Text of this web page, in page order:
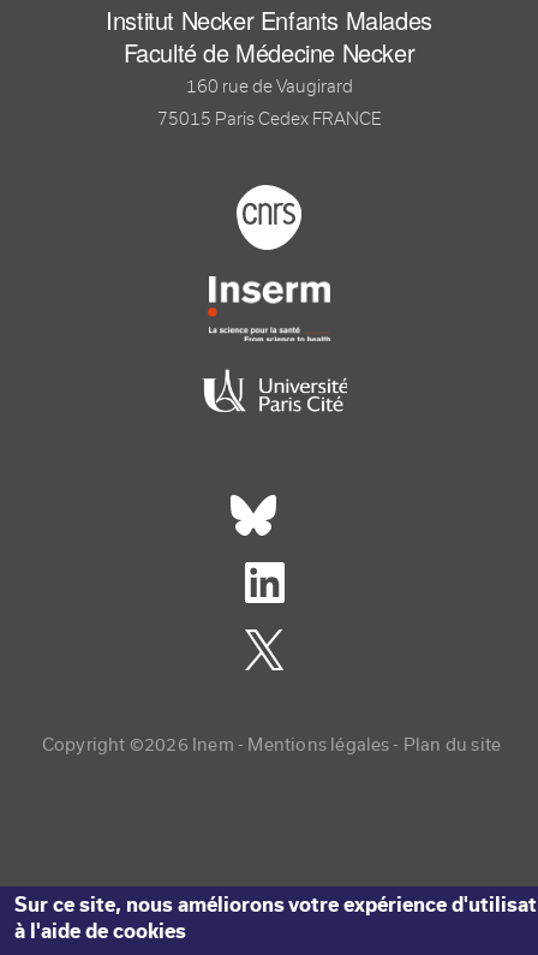
Institut Necker Enfants Malades
Faculté de Médecine Necker
160 rue de Vaugirard
75015 Paris Cedex FRANCE
Footer logo tutelles
Réseaux sociaux footer
Copyright ©2026 Inem - Copyright menu
Mentions légales Plan du site
Sur ce site, nous améliorons votre expérience
à l'aide de cookies